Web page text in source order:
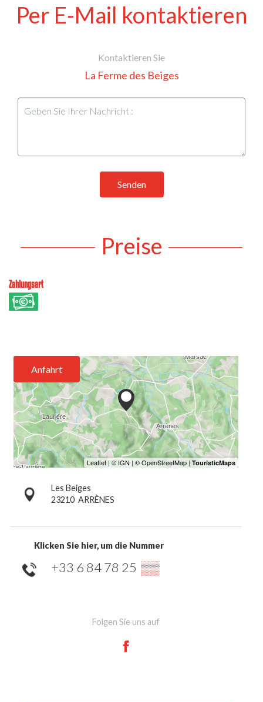
Per E-Mail kontaktieren
Kontaktieren Sie
La Ferme des Beiges
Senden
Preise
Zahlungsart
Anfahrt
Les Beiges
23210 ARRÈNES
Klicken Sie hier, um die Nummer
+33 6 84 78 25 ▒▒
Folgen Sie uns auf